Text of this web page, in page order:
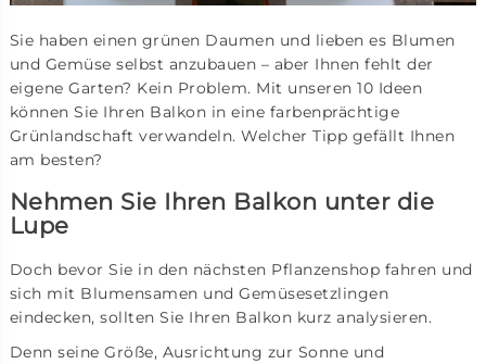
Sie haben einen grünen Daumen und lieben es Blumen
und Gemüse selbst anzubauen – aber Ihnen fehlt der
eigene Garten? Kein Problem. Mit unseren 10 Ideen
können Sie Ihren Balkon in eine farbenprächtige
Grünlandschaft verwandeln. Welcher Tipp gefällt Ihnen
am besten?
Nehmen Sie Ihren Balkon unter die
Lupe
Doch bevor Sie in den nächsten Pflanzenshop fahren und
sich mit Blumensamen und Gemüsesetzlingen
eindecken, sollten Sie Ihren Balkon kurz analysieren.
Denn seine Größe, Ausrichtung zur Sonne und